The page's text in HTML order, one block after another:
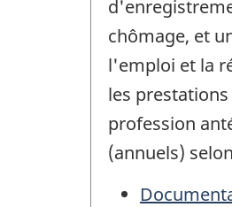
chômage, et
l'emploi et la
les
profession
(annuels)